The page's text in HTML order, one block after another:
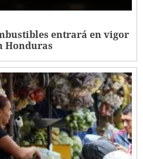
entrará en vigor
Honduras